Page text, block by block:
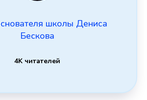
школы Дениса
Бескова
4K читателей